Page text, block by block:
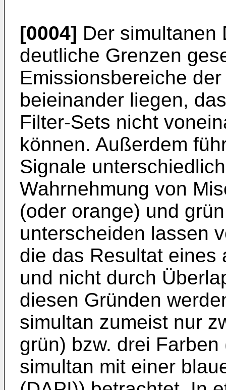
[0004] Der simultanen
deutliche Grenzen
Emissionsbereiche
beieinander liegen,
Filter-Sets nicht
können. Außerdem
Signale
Wahrnehmung von
(oder orange) und
unterscheiden lassen
die das Resultat eines
und nicht durch
diesen Gründen
simultan zumeist nur
grün) bzw. drei
simultan mit einer